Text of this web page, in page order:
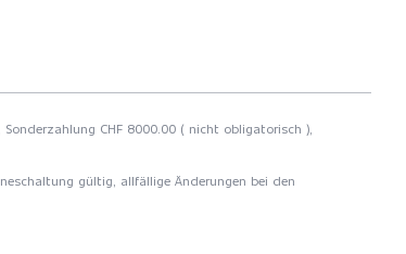
Sonderzahlung CHF 8000.00 ( nicht obligatorisch ),
gültig, allfällige Änderungen bei den